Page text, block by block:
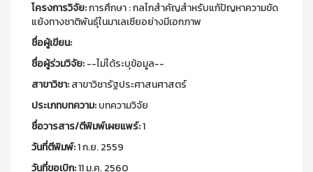
โครงการวิจัย:การศึกษา : กลไกสำคัญสำหรับแก้ปัญหาความขัด
แย้งทางชาติพันธุ์ในมาเลเซียอย่างมีเอกภาพ
ชื่อผู้เขียน:
ชื่อผู้ร่วมวิจัย:--ไม่ได้ระบุข้อมูล--
สาขาวิชา:สาขาวิชารัฐประศาสนศาสตร์
ประเภทบทความ:บทความวิจัย
ชื่อวารสาร/ตีพิมพ์เผยแพร์:1
วันที่ตีพิมพ์:1 ก.ย. 2559
วันที่ขอเบิก:11 ม.ค. 2560